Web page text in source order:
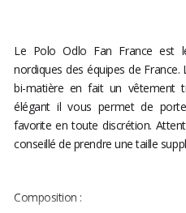
Le Polo Odlo Fan France est
nordiques des équipes de
bi-matière en fait un vêtement
élégant il vous permet de
favorite en toute discrétion.
conseillé de prendre une taille
Composition :